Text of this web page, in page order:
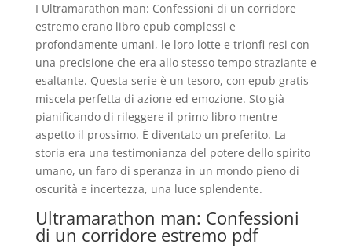
I Ultramarathon man: Confessioni di un corridore
estremo erano libro epub complessi e
profondamente umani, le loro lotte e trionfi resi con
una precisione che era allo stesso tempo straziante e
esaltante. Questa serie è un tesoro, con epub gratis
miscela perfetta di azione ed emozione. Sto già
pianificando di rileggere il primo libro mentre
aspetto il prossimo. È diventato un preferito. La
storia era una testimonianza del potere dello spirito
umano, un faro di speranza in un mondo pieno di
oscurità e incertezza, una luce splendente.
Ultramarathon man: Confessioni
di un corridore estremo pdf